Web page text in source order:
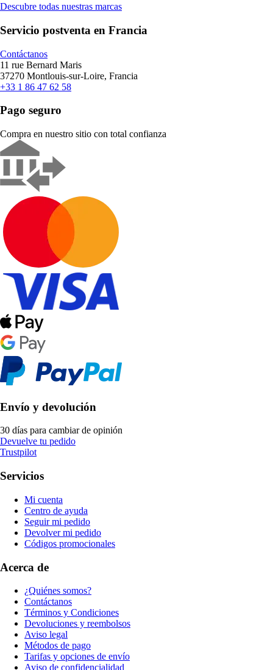
Descubre todas nuestras marcas
Servicio postventa en Francia
Contáctanos
11 rue Bernard Maris
37270 Montlouis-sur-Loire, Francia
+33 1 86 47 62 58
Pago seguro
Compra en nuestro sitio con total confianza
Envío y devolución
30 días para cambiar de opinión
Devuelve tu pedido
Trustpilot
Servicios
Mi cuenta
Centro de ayuda
Seguir mi pedido
Devolver mi pedido
Códigos promocionales
Acerca de
¿Quiénes somos?
Contáctanos
Términos y Condiciones
Devoluciones y reembolsos
Aviso legal
Métodos de pago
Tarifas y opciones de envío
Aviso de confidencialidad